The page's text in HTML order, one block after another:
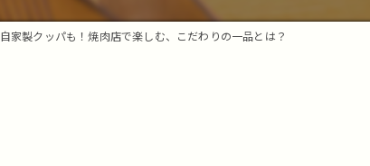
デザート
自家製クッパも！焼肉店で楽しむ、こだわりの一品とは？